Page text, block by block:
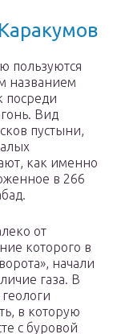
пользуются
названием
посреди
Вид
пустыни,
как именно
в 266
от
которого в
начали
газа. В
в которую
с буровой